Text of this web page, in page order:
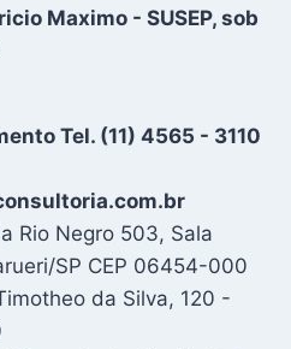
Maximo - SUSEP, sob
Tel. (11) 4565 - 3110
Rio Negro 503, Sala
SP CEP 06454-000
da Silva, 120 -